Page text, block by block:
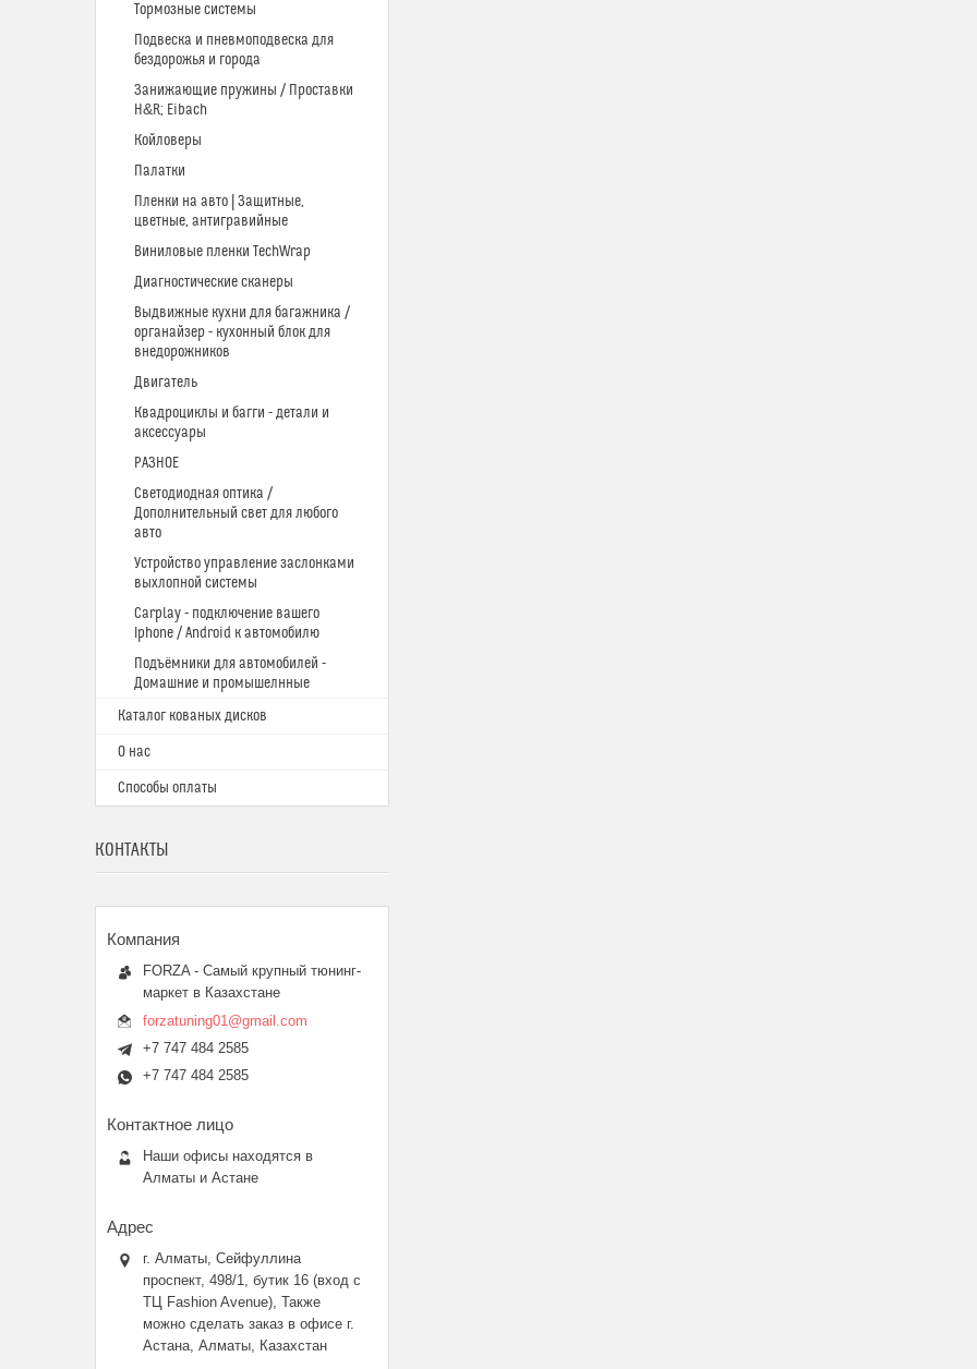
Тормозные системы
Подвеска и пневмоподвеска для
бездорожья и города
Занижающие пружины / Проставки
H&R; Eibach
Койловеры
Палатки
Пленки на авто | Защитные,
цветные, антигравийные
Виниловые пленки TechWrap
Диагностические сканеры
Выдвижные кухни для багажника /
органайзер - кухонный блок для
внедорожников
Двигатель
Квадроциклы и багги - детали и
аксессуары
РАЗНОЕ
Светодиодная оптика /
Дополнительный свет для любого
авто
Устройство управление заслонками
выхлопной системы
Carplay - подключение вашего
Iphone / Android к автомобилю
Подъёмники для автомобилей -
Домашние и промышелнные
Каталог кованых дисков
О нас
Способы оплаты
КОНТАКТЫ
FORZA - Самый крупный тюнинг-
маркет в Казахстане
forzatuning01@gmail.com
+7 747 484 2585
+7 747 484 2585
Наши офисы находятся в
Алматы и Астане
г. Алматы, Сейфуллина
проспект, 498/1, бутик 16 (вход с
ТЦ Fashion Avenue), Также
можно сделать заказ в офисе г.
Астана, Алматы, Казахстан